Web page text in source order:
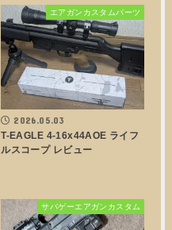
エアガンカスタムパーツ
2026.05.03
T-EAGLE 4-16x44AOE ライフ
ルスコープ レビュー
サバゲーエアガンカスタム